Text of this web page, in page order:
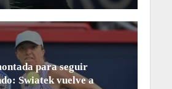
para seguir
Swiatek vuelve a